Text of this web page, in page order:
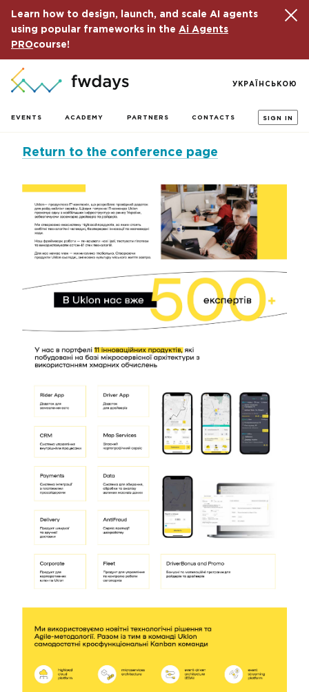
Learn how to design, launch, and scale AI agents
using popular frameworks in the Ai Agents
PROcourse!
EVENTS ACADEMY PARTNERS CONTACTS SIGN IN
УКРАЇНСЬКОЮ
Return to the conference page